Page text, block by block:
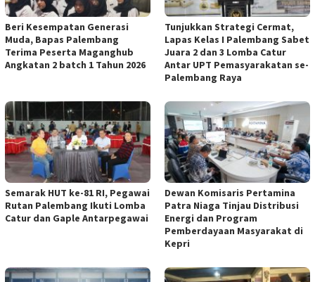
Beri Kesempatan Generasi
Muda, Bapas Palembang
Terima Peserta Maganghub
Angkatan 2 batch 1 Tahun 2026
Tunjukkan Strategi Cermat,
Lapas Kelas I Palembang Sabet
Juara 2 dan 3 Lomba Catur
Antar UPT Pemasyarakatan se-
Palembang Raya
Semarak HUT ke-81 RI, Pegawai
Rutan Palembang Ikuti Lomba
Catur dan Gaple Antarpegawai
Dewan Komisaris Pertamina
Patra Niaga Tinjau Distribusi
Energi dan Program
Pemberdayaan Masyarakat di
Kepri